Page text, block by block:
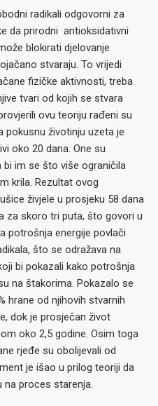
radikali odgovorni za
da prirodni antioksidativni
blokirati djelovanje
stvaraju. To vrijedi
fizičke aktivnosti, treba
tvari od kojih se stvara
ovu teoriju rađeni su
pokusnu životinju uzeta je
oko 20 dana. One su
bi im se što više ograničila
krila. Rezultat ovog
živjele u prosjeku 58 dana
za skoro tri puta, što govori u
potrošnja energije povlači
što se odražava na
bi pokazali kako potrošnja
na štakorima. Pokazalo se
hrane od njihovih stvarnih
dok je prosječan život
oko 2,5 godine. Osim toga
rjeđe su obolijevali od
je išao u prilog teoriji da
na proces starenja.